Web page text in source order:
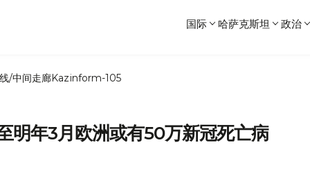
国际 哈萨克斯坦 政治
/中间走廊Kazinform-105
明年3月欧洲或有50万新冠死亡病